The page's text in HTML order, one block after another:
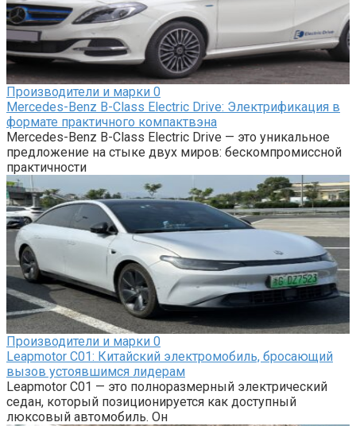
Производители и марки 0
Mercedes-Benz B-Class Electric Drive: Электрификация в
формате практичного компактвэна
Mercedes-Benz B-Class Electric Drive — это уникальное
предложение на стыке двух миров: бескомпромиссной
практичности
Производители и марки 0
Leapmotor C01: Китайский электромобиль, бросающий
вызов устоявшимся лидерам
Leapmotor C01 — это полноразмерный электрический
седан, который позиционируется как доступный
люксовый автомобиль. Он